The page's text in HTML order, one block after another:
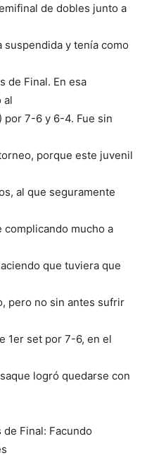
de dobles junto a
suspendida y tenía como
de Final. En esa
al
por 7-6 y 6-4. Fue sin
porque este juvenil
al que seguramente
mucho a
que tuviera que
pero no sin antes sufrir
1er set por 7-6, en el
logró quedarse con
Final: Facundo